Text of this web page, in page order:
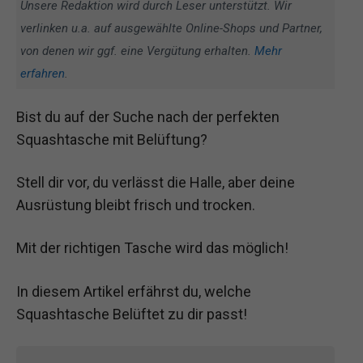
Unsere Redaktion wird durch Leser unterstützt. Wir
verlinken u.a. auf ausgewählte Online-Shops und Partner,
von denen wir ggf. eine Vergütung erhalten. Mehr
erfahren.
Bist du auf der Suche nach der perfekten
Squashtasche mit Belüftung?
Stell dir vor, du verlässt die Halle, aber deine
Ausrüstung bleibt frisch und trocken.
Mit der richtigen Tasche wird das möglich!
In diesem Artikel erfährst du, welche
Squashtasche Belüftet zu dir passt!